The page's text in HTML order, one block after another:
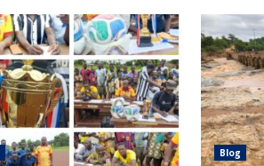
Blog